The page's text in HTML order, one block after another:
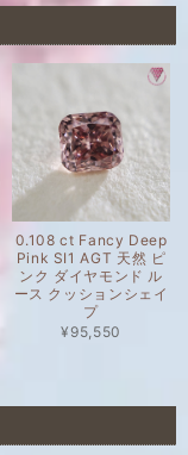
0.108 ct Fancy Deep
Pink SI1 AGT 天然 ピ
ンク ダイヤモンド ル
ース クッションシェイ
プ
¥95,550